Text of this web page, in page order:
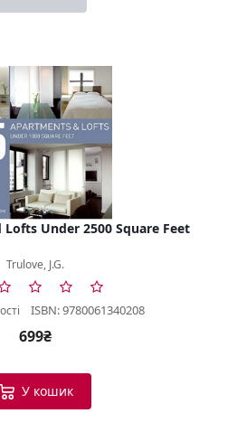
Under 2500 Square Feet
Trulove, J.G.
ISBN: 9780061340208
699₴
У кошик